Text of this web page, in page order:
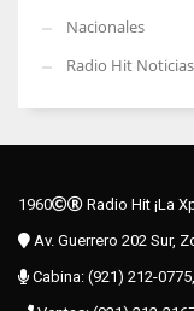
Nacionales
Radio Hit Noticias
1960
Radio Hit ¡La
Av. Guerrero 202 Sur,
Cabina: (921) 212-